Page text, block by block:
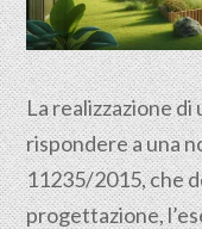
La realizzazione
rispondere a una
11235/2015, che
progettazione,